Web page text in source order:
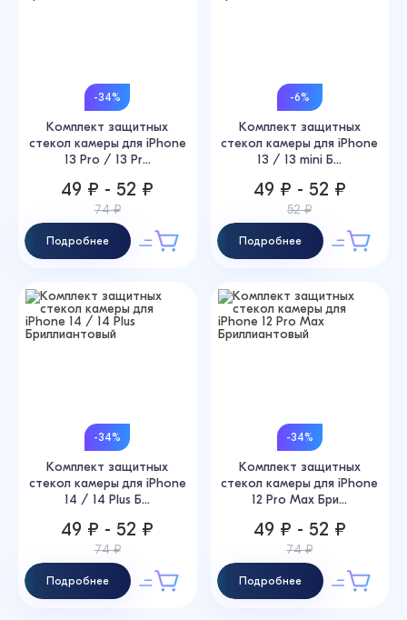
-34%
Комплект защитных
стекол камеры для iPhone
13 Pro / 13 Pr...
49 ₽ - 52 ₽
74 ₽
Подробнее
-6%
Комплект защитных
стекол камеры для iPhone
13 / 13 mini Б...
49 ₽ - 52 ₽
52 ₽
Подробнее
-34%
Комплект защитных
стекол камеры для iPhone
14 / 14 Plus Б...
49 ₽ - 52 ₽
74 ₽
Подробнее
-34%
Комплект защитных
стекол камеры для iPhone
12 Pro Max Бри...
49 ₽ - 52 ₽
74 ₽
Подробнее